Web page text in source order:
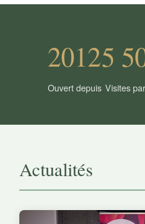
2012
Ouvert depuis
5
Visites
Actualités